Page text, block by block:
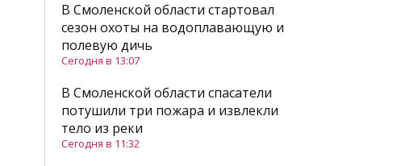
В Смоленской области стартовал
сезон охоты на водоплавающую и
полевую дичь
Сегодня в 13:07
В Смоленской области спасатели
потушили три пожара и извлекли
тело из реки
Сегодня в 11:32